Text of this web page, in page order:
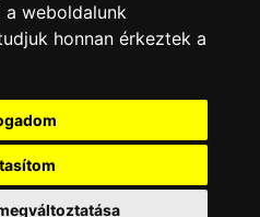
© 2008 - 2026
jogát
semmiféle
vállal a weboldalon
tartalmáért, illetve a
a weboldalunk
honnan érkeztek a